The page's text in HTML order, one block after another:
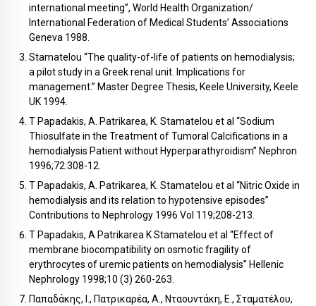
international meeting”, World Health Organization/
International Federation of Medical Students’ Associations
Geneva 1988.
Stamatelou “The quality-of-life of patients on hemodialysis;
a pilot study in a Greek renal unit. Implications for
management.” Master Degree Thesis, Keele University, Keele
UK 1994.
T Papadakis, A. Patrikarea, K. Stamatelou et al “Sodium
Thiosulfate in the Treatment of Tumoral Calcifications in a
hemodialysis Patient without Hyperparathyroidism” Nephron
1996;72:308-12.
T Papadakis, A. Patrikarea, K. Stamatelou et al “Nitric Oxide in
hemodialysis and its relation to hypotensive episodes”
Contributions to Nephrology 1996 Vol 119;208-213.
T Papadakis, A Patrikarea K Stamatelou et al “Effect of
membrane biocompatibility on osmotic fragility of
erythrocytes of uremic patients on hemodialysis” Hellenic
Nephrology 1998;10 (3) 260-263.
Παπαδάκης, Ι., Πατρικαρέα, Α., Νταουντάκη, Ε., Σταματέλου,